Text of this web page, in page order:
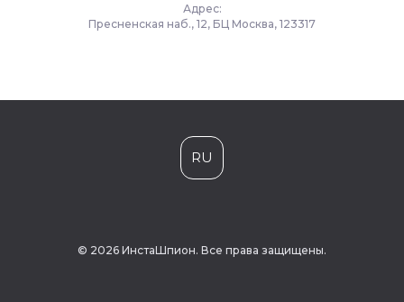
Адрес:
Пресненская наб., 12, БЦ Москва, 123317
RU
© 2026 ИнстаШпион. Все права защищены.